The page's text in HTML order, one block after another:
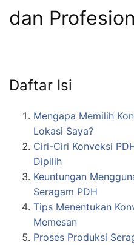
dan
Daftar Isi
Mengapa Memilih
Lokasi Saya?
Ciri-Ciri Konveksi
Dipilih
Keuntungan
Seragam PDH
Tips Menentukan
Memesan
Proses Produksi